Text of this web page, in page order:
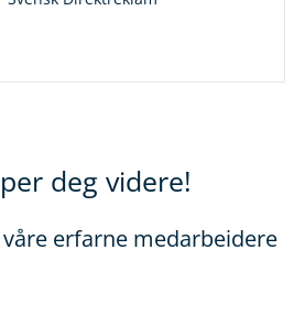
deg videre!
erfarne medarbeidere